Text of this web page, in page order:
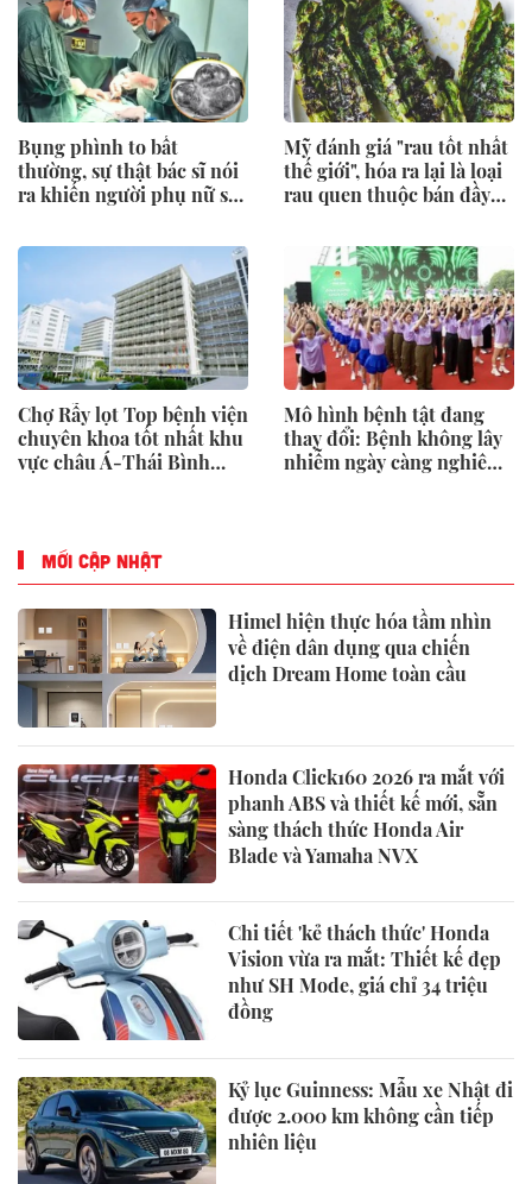
Bụng phình to bất
thường, sự thật bác sĩ nói
ra khiến người phụ nữ sốc
Mỹ đánh giá "rau tốt nhất
thế giới", hóa ra lại là loại
rau quen thuộc bán đầy
Chợ Rẫy lọt Top bệnh viện
chuyên khoa tốt nhất khu
vực châu Á-Thái Bình
Mô hình bệnh tật đang
thay đổi: Bệnh không lây
nhiễm ngày càng nghiêm
MỚI CẬP NHẬT
Himel hiện thực hóa tầm nhìn
về điện dân dụng qua chiến
dịch Dream Home toàn cầu
Honda Click160 2026 ra mắt với
phanh ABS và thiết kế mới, sẵn
sàng thách thức Honda Air
Blade và Yamaha NVX
Chi tiết 'kẻ thách thức' Honda
Vision vừa ra mắt: Thiết kế đẹp
như SH Mode, giá chỉ 34 triệu
đồng
Kỷ lục Guinness: Mẫu xe Nhật đi
được 2.000 km không cần tiếp
nhiên liệu